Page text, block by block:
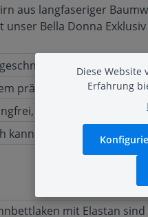
aus langfaseriger
Bella Donna
auf jeder
prächtigen Betttuch
farbecht und
kann Schlafen sein!
mit Elastan
Diese Website
Erfahrung